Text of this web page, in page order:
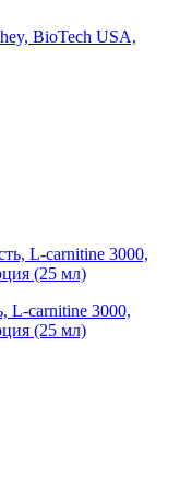
BioTech USA,
L-carnitine 3000,
(25 мл)